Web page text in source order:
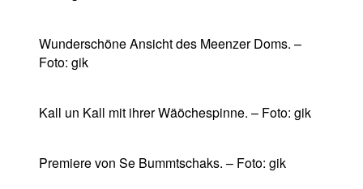
Wunderschöne Ansicht des Meenzer Doms. –
Foto: gik
Kall un Kall mit ihrer Wäöchespinne. – Foto: gik
Premiere von Se Bummtschaks. – Foto: gik